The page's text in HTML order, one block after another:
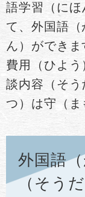
語学習（に
て、外国語
ん）ができま
費用（ひよ
談内容（そ
つ）は守（ま
外国語
（そう